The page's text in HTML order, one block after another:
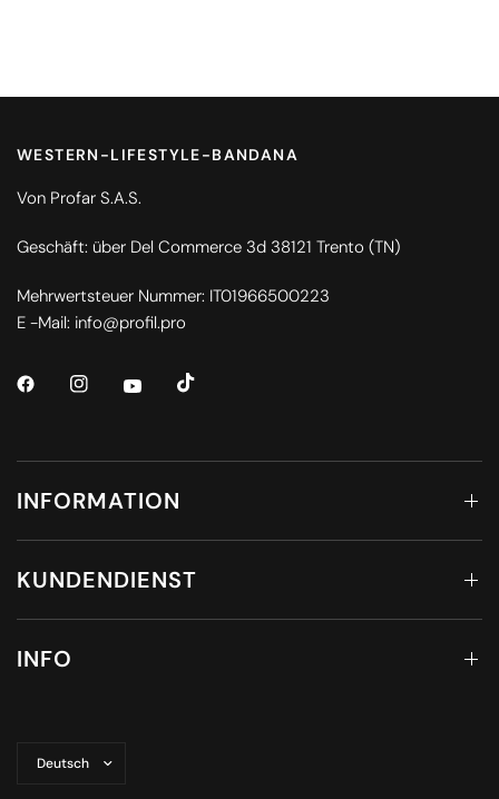
WESTERN-LIFESTYLE-BANDANA
Von Profar S.A.S.
Geschäft: über Del Commerce 3d 38121 Trento (TN)
Mehrwertsteuer Nummer: IT01966500223
E -Mail: info@profil.pro
INFORMATION
KUNDENDIENST
INFO
aktualisieren